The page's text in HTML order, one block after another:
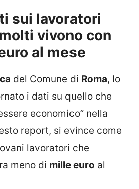
sui lavoratori
vivono con
al mese
del Comune di Roma, lo
i dati su quello che
economico” nella
report, si evince come
lavoratori che
meno di mille euro al